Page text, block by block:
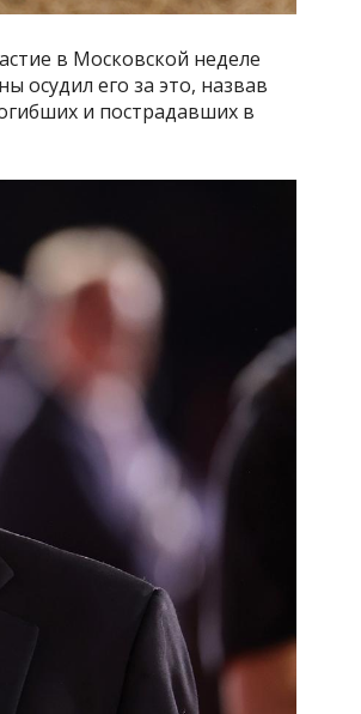
в Московской неделе
осудил его за это, назвав
и пострадавших в